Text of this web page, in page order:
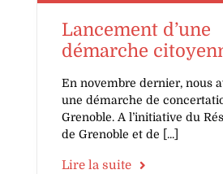
Lancement d’une
démarche
En novembre dernier, nous
une démarche de
Grenoble. A l’initiative du
de Grenoble et de
Lire la suite